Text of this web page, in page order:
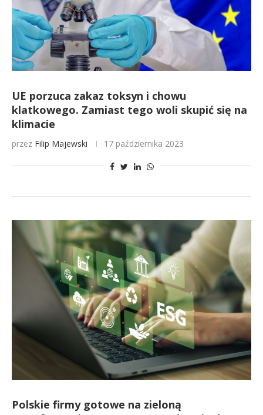
UE porzuca zakaz toksyn i chowu
klatkowego. Zamiast tego woli skupić się na
klimacie
przez Filip Majewski 17 października 2023
Polskie firmy gotowe na zieloną